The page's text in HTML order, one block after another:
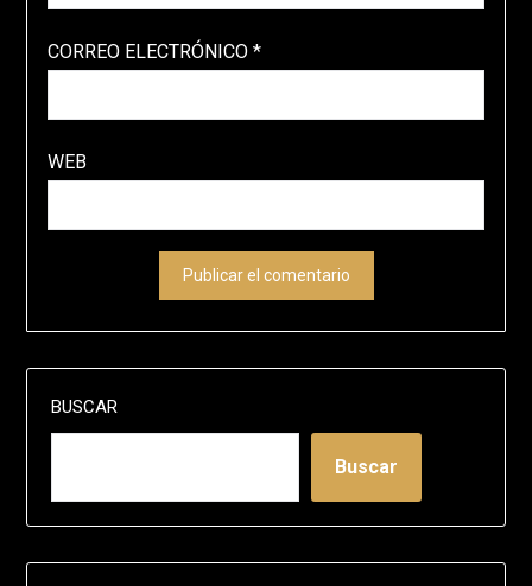
CORREO ELECTRÓNICO *
WEB
BUSCAR
Buscar